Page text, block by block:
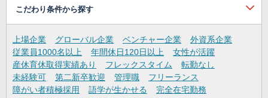
こだわり条件から探す
上場企業 グローバル企業 ベンチャー企業
外資系企業
従業員1000名以上
年間休日120日以上
女性が活躍
産休育休取得実績あり
フレックスタイム
転勤なし
未経験可
第二新卒歓迎 管理職
フリーランス
障がい者積極採用
語学が生かせる
完全在宅勤務